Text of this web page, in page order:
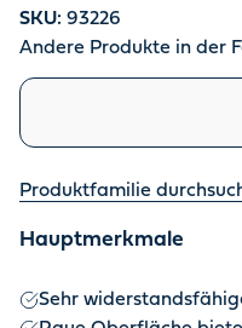
SKU: 93226
Andere Produkte in der
Ähnliche Produkte
Produktfamilie
Hauptmerkmale
Sehr